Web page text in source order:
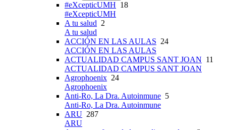
#eXcepticUMH 18
#eXcepticUMH
A tu salud 2
A tu salud
ACCIÓN EN LAS AULAS 24
ACCIÓN EN LAS AULAS
ACTUALIDAD CAMPUS SANT JOAN 11
ACTUALIDAD CAMPUS SANT JOAN
Agrophoenix 24
Agrophoenix
Anti-Ro, La Dra. Autoinmune 5
Anti-Ro, La Dra. Autoinmune
ARU 287
ARU